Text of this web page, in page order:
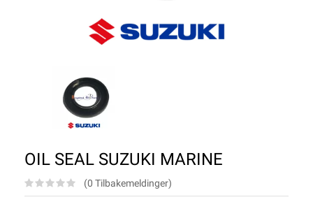
OIL SEAL SUZUKI MARINE
(0 Tilbakemeldinger)